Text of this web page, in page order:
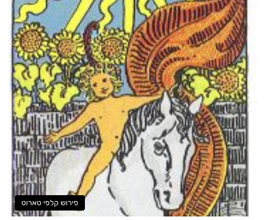
פירוש קלפי טארוט